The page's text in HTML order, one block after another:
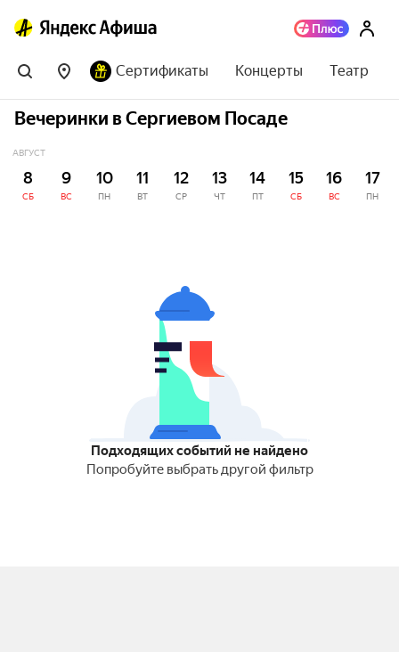
Сертификаты Концерты Театр
Вечеринки в Сергиевом Посаде
АВГУСТ
8
СБ
9
ВС
10
ПН
11
ВТ
12
СР
13
ЧТ
14
ПТ
15
СБ
16
ВС
17
ПН
Подходящих событий не найдено
Попробуйте выбрать другой фильтр